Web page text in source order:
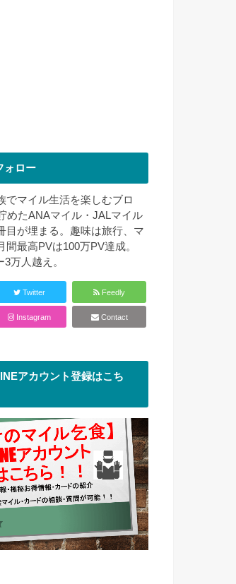
ォロー
でマイル生活を楽しむブロ
めたANAマイル・JALマイル
目が埋まる。趣味は旅行、マ
間最高PVは100万PV達成。
万人越え。
Twitter Feedly
Instagram Contact
アカウント登録はこち